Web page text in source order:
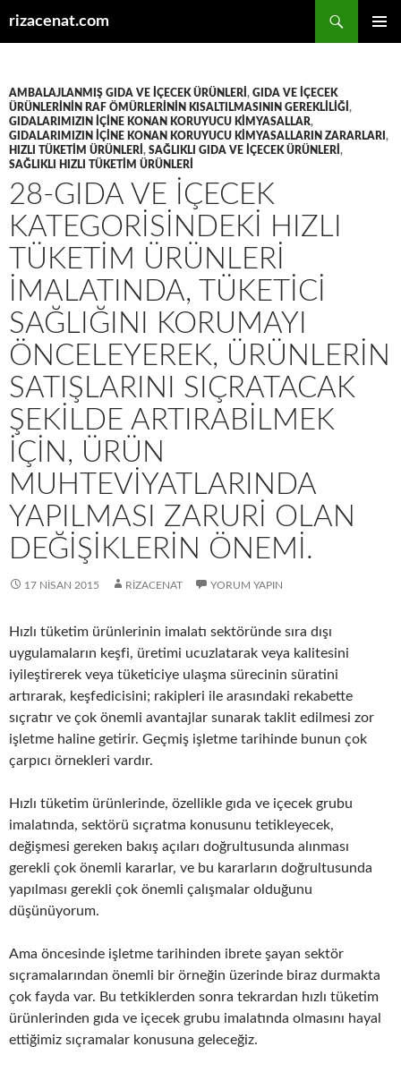
rizacenat.com
AMBALAJLANMIŞ GIDA VE IÇECEK ÜRÜNLERI , GIDA VE IÇECEK
ÜRÜNLERININ RAF ÖMÜRLERININ KISALTILMASININ GEREKLILIĞI ,
GIDALARIMIZIN IÇINE KONAN KORUYUCU KIMYASALLAR,
GIDALARIMIZIN IÇINE KONAN KORUYUCU KIMYASALLARIN ZARARLARI ,
HIZLI TÜKETIM ÜRÜNLERI , SAĞLIKLI GIDA VE IÇECEK ÜRÜNLERI ,
SAĞLIKLI HIZLI TÜKETIM ÜRÜNLERI
28-GIDA VE IÇECEK
KATEGORISINDEKI HIZLI
TÜKETIM ÜRÜNLERI
IMALATINDA, TÜKETICI
SAĞLIĞINI KORUMAYI
ÖNCELEYEREK, ÜRÜNLERIN
SATIŞLARINI SIÇRATACAK
ŞEKILDE ARTIRABILMEK
IÇIN, ÜRÜN
MUHTEVIYATLARINDA
YAPILMASI ZARURI OLAN
DEĞIŞIKLERIN ÖNEMI.
17 NISAN 2015 RIZACENAT YORUM YAPIN
Hızlı tüketim ürünlerinin imalatı sektöründe sıra dışı
uygulamaların keşfi, üretimi ucuzlatarak veya kalitesini
iyileştirerek veya tüketiciye ulaşma sürecinin süratini
artırarak, keşfedicisini; rakipleri ile arasındaki rekabette
sıçratır ve çok önemli avantajlar sunarak taklit edilmesi zor
işletme haline getirir. Geçmiş işletme tarihinde bunun çok
çarpıcı örnekleri vardır.
Hızlı tüketim ürünlerinde, özellikle gıda ve içecek grubu
imalatında, sektörü sıçratma konusunu tetikleyecek,
değişmesi gereken bakış açıları doğrultusunda alınması
gerekli çok önemli kararlar, ve bu kararların doğrultusunda
yapılması gerekli çok önemli çalışmalar olduğunu
düşünüyorum.
Ama öncesinde işletme tarihinden ibrete şayan sektör
sıçramalarından önemli bir örneğin üzerinde biraz durmakta
çok fayda var. Bu tetkiklerden sonra tekrardan hızlı tüketim
ürünlerinden gıda ve içecek grubu imalatında olmasını hayal
ettiğimiz sıçramalar konusuna geleceğiz.